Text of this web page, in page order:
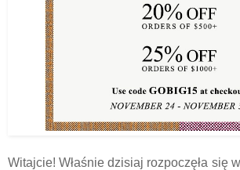
Witajcie! Właśnie dzisiaj rozpoczęła się